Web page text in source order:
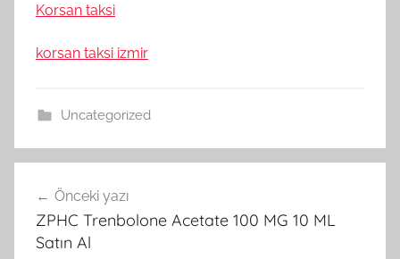
Korsan taksi
korsan taksi izmir
Uncategorized
gezinmesi
Önceki yazı
ZPHC Trenbolone Acetate 100 MG 10 ML
Satın Al